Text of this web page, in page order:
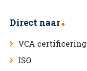
Direct naar
VCA certificering
ISO